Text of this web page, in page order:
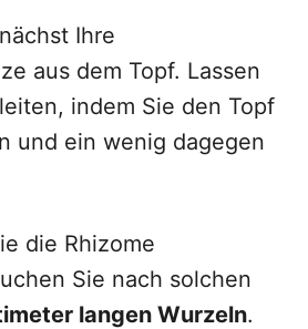
Ihre
aus dem Topf. Lassen
indem Sie den Topf
und ein wenig dagegen
die Rhizome
Sie nach solchen
langen Wurzeln.